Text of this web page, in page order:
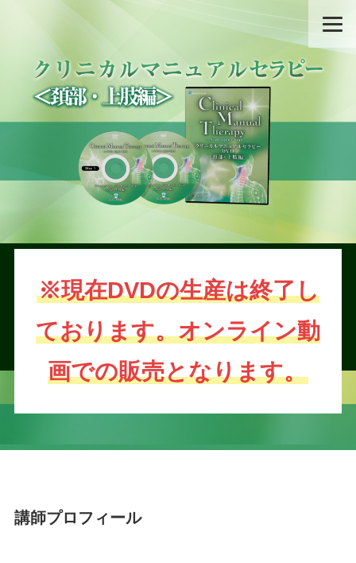
※現在DVDの生産は終了し
ております。オンライン動
画での販売となります。
講師プロフィール